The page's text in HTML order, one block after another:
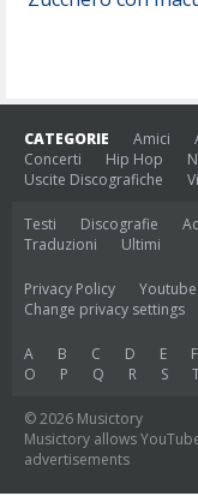
CATEGORIE Amici
Concerti
Hip Hop
Uscite Discografiche
Testi Discografie
Traduzioni
Ultimi
Privacy Policy
Change privacy settings
A B C D E F
O
P Q R S
© 2026 Musictory
Musictory allows
advertisements